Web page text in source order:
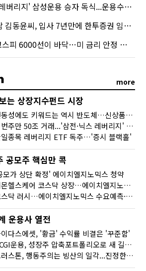
' 삼성운용 승자 독식...운용수익 미래에셋의 6배
동윤씨, 입사 7년만에 한투증권 임원 승진
6000선이 바닥…미 금리 안정 후 추가 회복"
more
는 상장지수펀드 시장
변동성에도 키워드는 역시 반도체…신상품은 우주·방산
이번주만 50조 거래...'삼전·닉스 레버리지' 수익률은 -30%
종목 레버리지 ETF 독주…'증시 블랙홀'
공모주 핵심만 콕
모가 상단 확정' 에이치엘지노믹스 청약
레몬헬스케어 코스닥 상장…에이치엘지노믹스 수요예측
코스닥 러시…에이치엘지노믹스 수요예측·레메디 청약
운용사 열전
다스에셋, '황금' 수익률 비결은 '꾸준함'
KCGI운용, 성장주 압축포트폴리오로 새 길을 그리다
트러스톤, 행동주의는 빙산의 일각...진정한 힘은 '주식형 강자'